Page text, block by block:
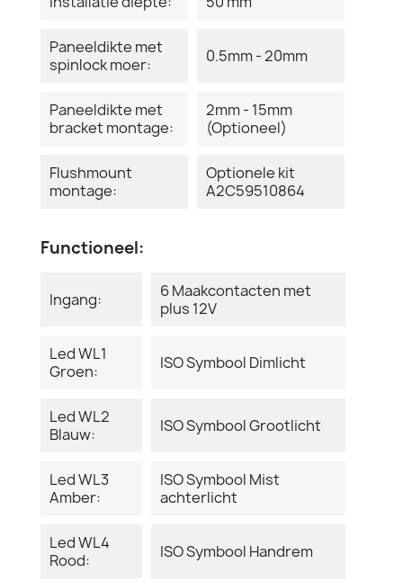
Paneeldikte met
spinlock moer:
0.5mm - 20mm
Paneeldikte met
bracket montage:
2mm - 15mm
(Optioneel)
Flushmount
montage:
Optionele kit
A2C59510864
Functioneel:
Ingang:
6 Maakcontacten met
plus 12V
Led WL1
Groen:
ISO Symbool Dimlicht
Led WL2
Blauw:
ISO Symbool Grootlicht
Led WL3
Amber:
ISO Symbool Mist
achterlicht
Led WL4
Rood:
ISO Symbool Handrem